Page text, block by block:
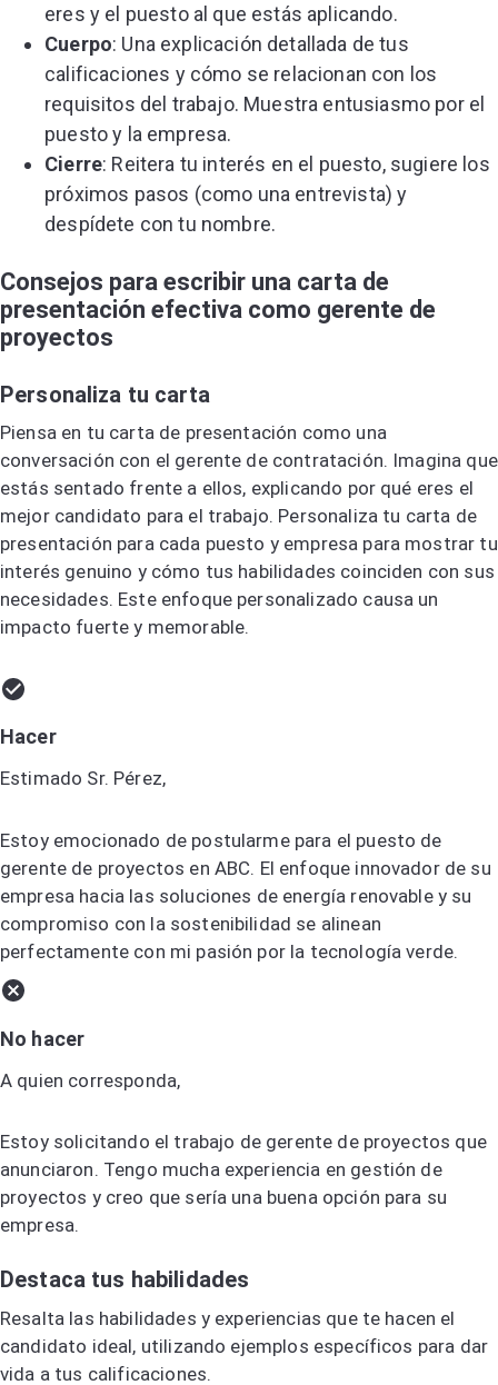
eres y el puesto al que estás aplicando.
Cuerpo: Una explicación detallada de tus
calificaciones y cómo se relacionan con los
requisitos del trabajo. Muestra entusiasmo por el
puesto y la empresa.
Cierre: Reitera tu interés en el puesto, sugiere los
próximos pasos (como una entrevista) y
despídete con tu nombre.
Consejos para escribir una carta de
presentación efectiva como gerente de
proyectos
Personaliza tu carta
Piensa en tu carta de presentación como una
conversación con el gerente de contratación. Imagina que
estás sentado frente a ellos, explicando por qué eres el
mejor candidato para el trabajo. Personaliza tu carta de
presentación para cada puesto y empresa para mostrar tu
interés genuino y cómo tus habilidades coinciden con sus
necesidades. Este enfoque personalizado causa un
impacto fuerte y memorable.
Hacer
Estimado Sr. Pérez,
Estoy emocionado de postularme para el puesto de
gerente de proyectos en ABC. El enfoque innovador de su
empresa hacia las soluciones de energía renovable y su
compromiso con la sostenibilidad se alinean
perfectamente con mi pasión por la tecnología verde.
No hacer
A quien corresponda,
Estoy solicitando el trabajo de gerente de proyectos que
anunciaron. Tengo mucha experiencia en gestión de
proyectos y creo que sería una buena opción para su
empresa.
Destaca tus habilidades
Resalta las habilidades y experiencias que te hacen el
candidato ideal, utilizando ejemplos específicos para dar
vida a tus calificaciones.